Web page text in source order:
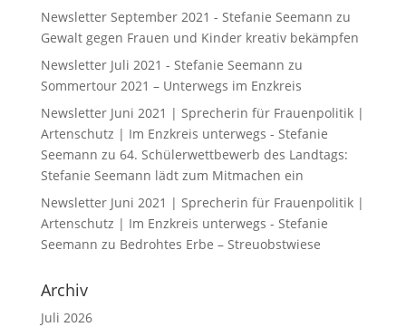
Newsletter September 2021 - Stefanie Seemann zu
Gewalt gegen Frauen und Kinder kreativ bekämpfen
Newsletter Juli 2021 - Stefanie Seemann zu
Sommertour 2021 – Unterwegs im Enzkreis
Newsletter Juni 2021 | Sprecherin für Frauenpolitik |
Artenschutz | Im Enzkreis unterwegs - Stefanie
Seemann zu 64. Schülerwettbewerb des Landtags:
Stefanie Seemann lädt zum Mitmachen ein
Newsletter Juni 2021 | Sprecherin für Frauenpolitik |
Artenschutz | Im Enzkreis unterwegs - Stefanie
Seemann zu Bedrohtes Erbe – Streuobstwiese
Archiv
Juli 2026